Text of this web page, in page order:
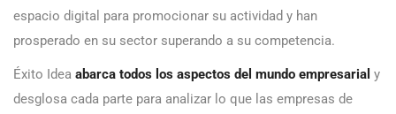
espacio digital para promocionar su actividad y han
prosperado en su sector superando a su competencia.
Éxito Idea abarca todos los aspectos del mundo empresarial y
desglosa cada parte para analizar lo que las empresas de